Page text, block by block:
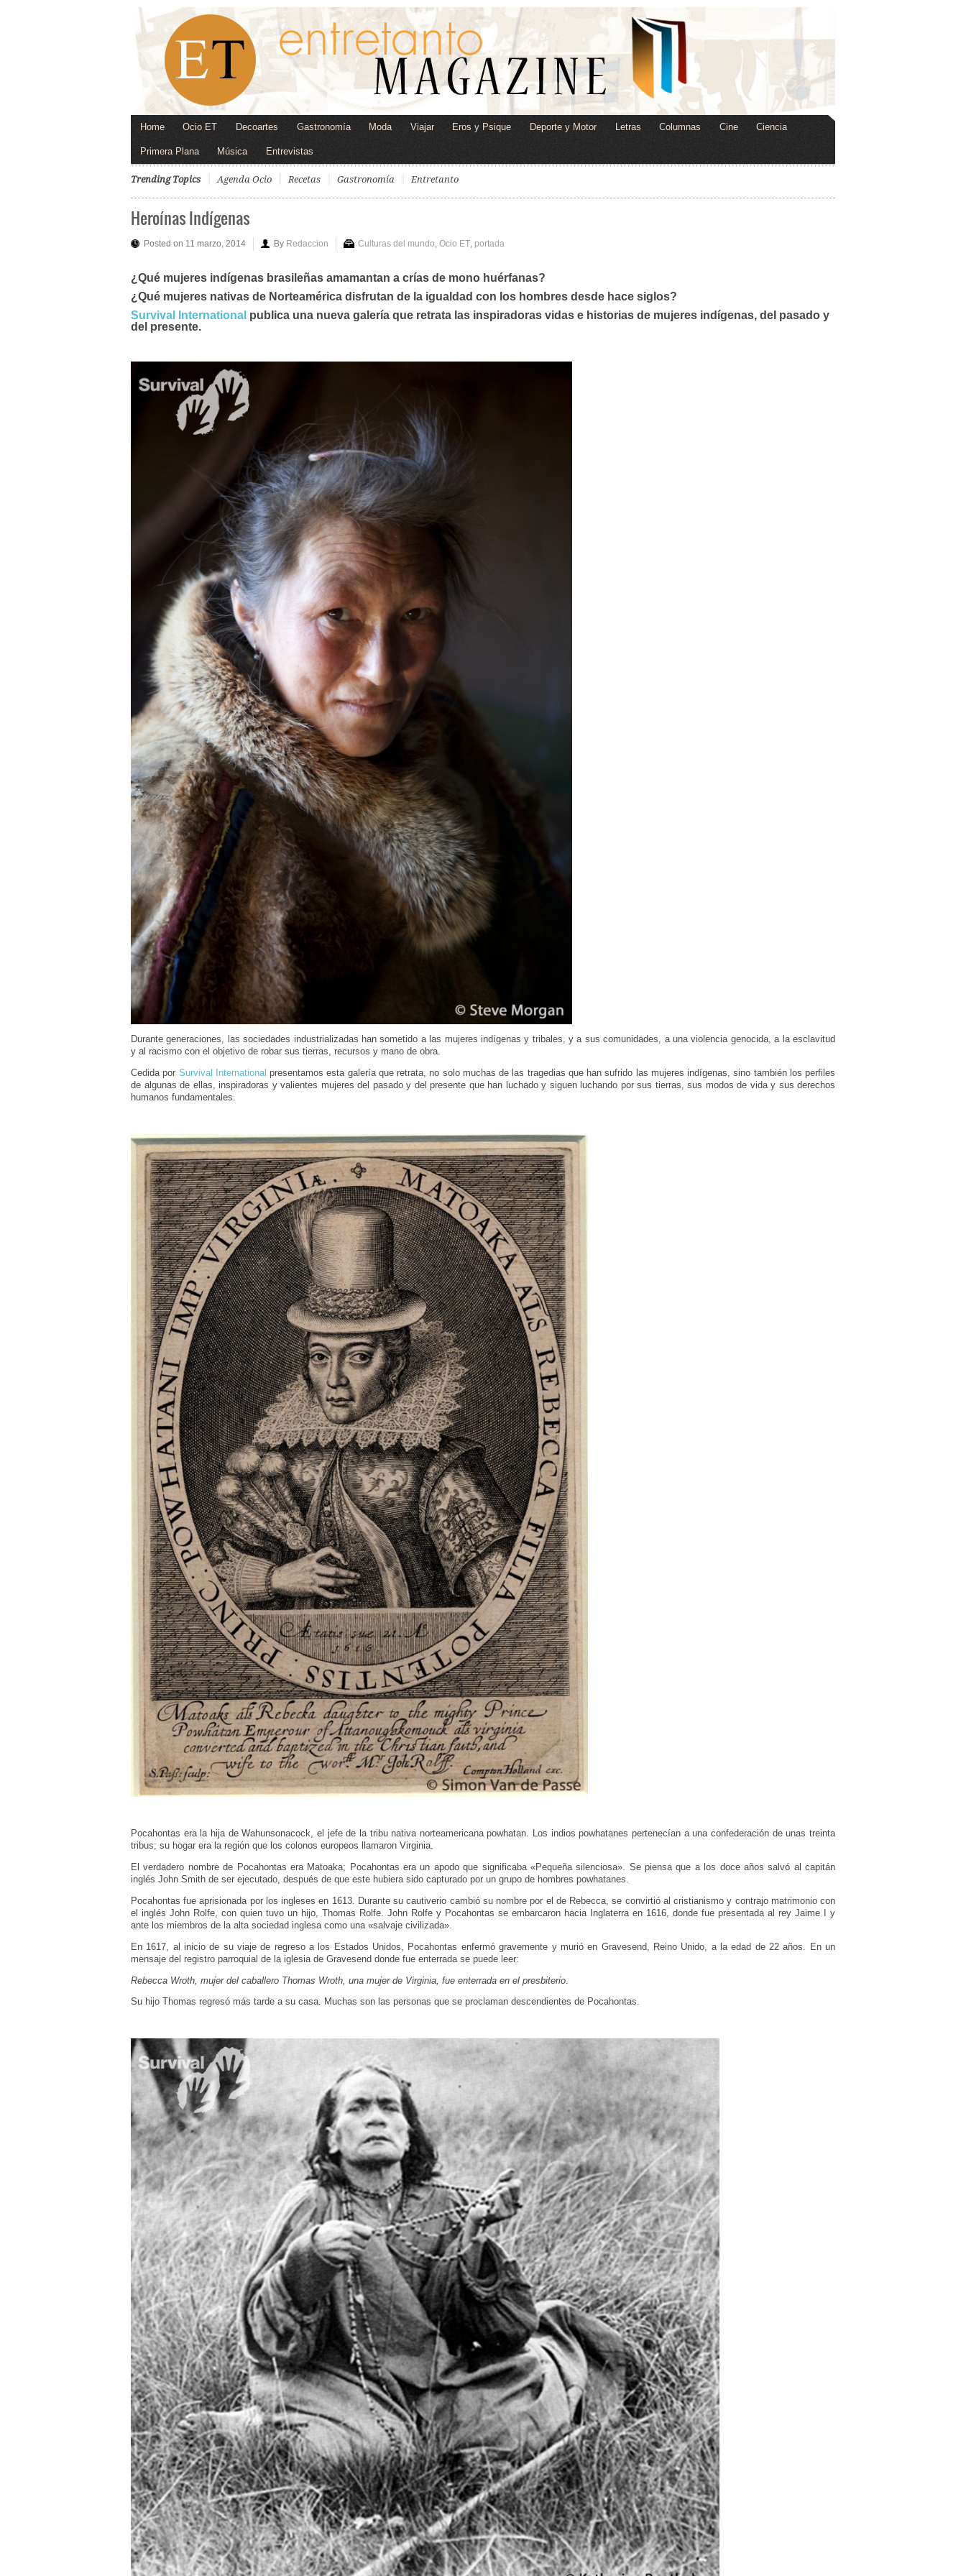
Home Ocio ET Decoartes Gastronomía Moda Viajar Eros y Psique Deporte y Motor Letras Columnas Cine Ciencia
Primera Plana Música Entrevistas
Trending Topics Agenda Ocio Recetas Gastronomía Entretanto
Heroínas Indígenas
Posted on 11 marzo, 2014 By Redaccion Culturas del mundo Ocio ET portada
¿Qué mujeres indígenas brasileñas amamantan a crías de mono huérfanas?
¿Qué mujeres nativas de Norteamérica disfrutan de la igualdad con los hombres desde hace siglos?
Survival International publica una nueva galería que retrata las inspiradoras vidas e historias de mujeres indígenas, del pasado y
del presente.
Durante generaciones, las sociedades industrializadas han sometido a las mujeres indígenas y tribales, y a sus comunidades, a una violencia genocida, a la esclavitud
y al racismo con el objetivo de robar sus tierras, recursos y mano de obra.
Cedida por Survival International presentamos esta galería que retrata, no solo muchas de las tragedias que han sufrido las mujeres indígenas, sino también los perfiles
de algunas de ellas, inspiradoras y valientes mujeres del pasado y del presente que han luchado y siguen luchando por sus tierras, sus modos de vida y sus derechos
humanos fundamentales.
Pocahontas era la hija de Wahunsonacock, el jefe de la tribu nativa norteamericana powhatan. Los indios powhatanes pertenecían a una confederación de unas treinta
tribus; su hogar era la región que los colonos europeos llamaron Virginia.
El verdadero nombre de Pocahontas era Matoaka; Pocahontas era un apodo que significaba «Pequeña silenciosa». Se piensa que a los doce años salvó al capitán
inglés John Smith de ser ejecutado, después de que este hubiera sido capturado por un grupo de hombres powhatanes.
Pocahontas fue aprisionada por los ingleses en 1613. Durante su cautiverio cambió su nombre por el de Rebecca, se convirtió al cristianismo y contrajo matrimonio con
el inglés John Rolfe, con quien tuvo un hijo, Thomas Rolfe. John Rolfe y Pocahontas se embarcaron hacia Inglaterra en 1616, donde fue presentada al rey Jaime I y
ante los miembros de la alta sociedad inglesa como una «salvaje civilizada».
En 1617, al inicio de su viaje de regreso a los Estados Unidos, Pocahontas enfermó gravemente y murió en Gravesend, Reino Unido, a la edad de 22 años. En un
mensaje del registro parroquial de la iglesia de Gravesend donde fue enterrada se puede leer:
Rebecca Wroth, mujer del caballero Thomas Wroth, una mujer de Virginia, fue enterrada en el presbiterio
Su hijo Thomas regresó más tarde a su casa. Muchas son las personas que se proclaman descendientes de Pocahontas.